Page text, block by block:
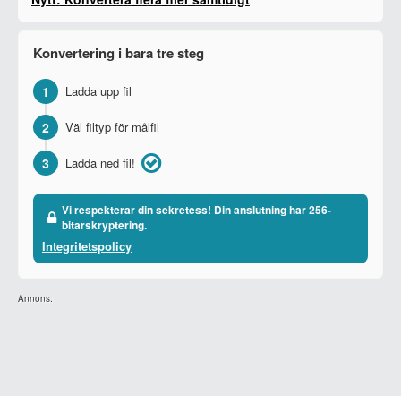
Konvertering i bara tre steg
1 Ladda upp fil
2 Väl filtyp för målfil
3 Ladda ned fil!
Vi respekterar din sekretess! Din anslutning har 256-
bitarskryptering.
Integritetspolicy
Annons: